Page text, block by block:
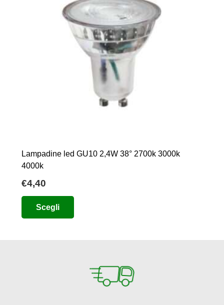
Lampadine led GU10 2,4W 38° 2700k 3000k
4000k
€4,40
Scegli
opzioni